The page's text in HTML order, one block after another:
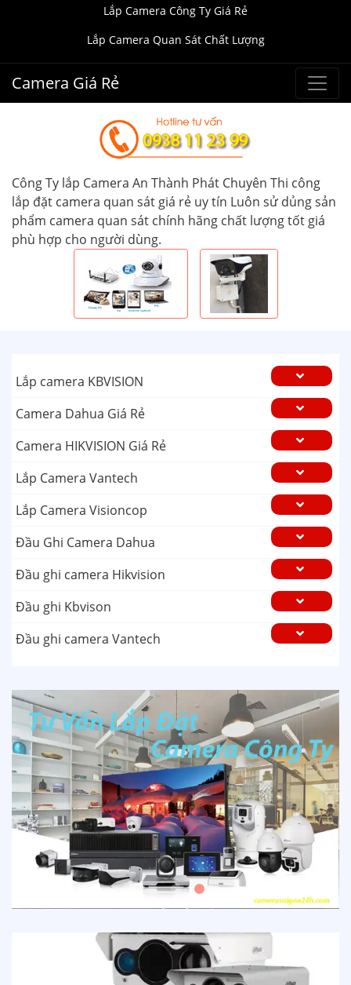
Lắp Camera Công Ty Giá Rẻ
Lắp Camera Quan Sát Chất Lượng
Camera Giá Rẻ
Công Ty lắp Camera An Thành Phát Chuyên Thi công
lắp đặt camera quan sát giá rẻ uy tín Luôn sử dủng sản
phẩm camera quan sát chính hãng chất lượng tốt giá
phù hợp cho người dùng.
Lắp camera KBVISION
Camera Dahua Giá Rẻ
Camera HIKVISION Giá Rẻ
Lắp Camera Vantech
Lắp Camera Visioncop
Đầu Ghi Camera Dahua
Đầu ghi camera Hikvision
Đầu ghi Kbvison
Đầu ghi camera Vantech